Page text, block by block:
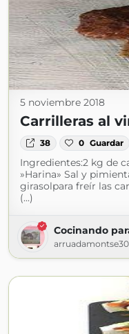
5 noviembre 2018
Carrilleras al
38 0 Guardar
Ingredientes:2 kg de
»Harina» Sal y
girasolpara freír las
(...)
Cocinando